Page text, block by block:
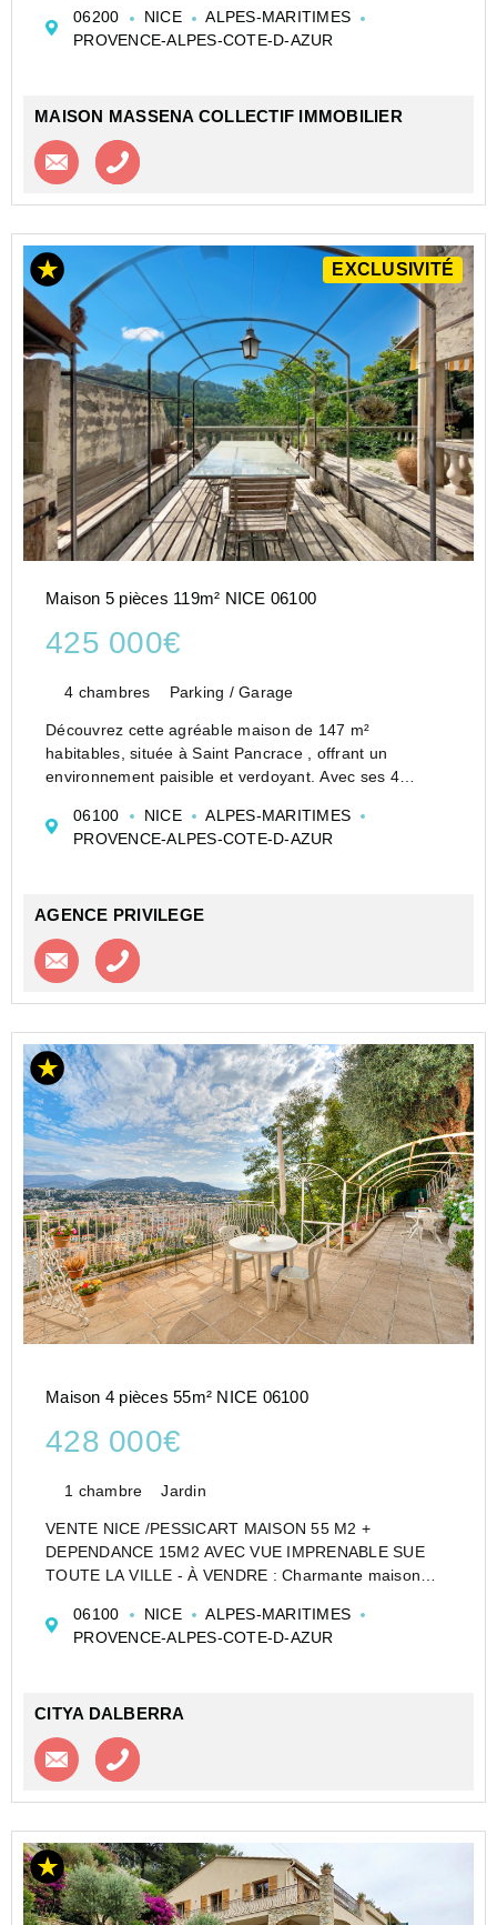
Baignée de lumière, elle bénéficie d'une vue mer, de
plusieurs terrasse...
06200 NICE
ALPES-MARITIMES
PROVENCE-ALPES-COTE-D-AZUR
MAISON MASSENA COLLECTIF IMMOBILIER
Contacter l'agence
EXCLUSIVITÉ
Maison 5 pièces 119m² NICE 06100
425 000€
4 chambres Parking / Garage
Découvrez cette agréable maison de 147 m²
habitables, située à Saint Pancrace , offrant un
environnement paisible et verdoyant. Avec ses 4
une famille à la recherche de confort et de tranquillité.
La grande...
06100 NICE
ALPES-MARITIMES
PROVENCE-ALPES-COTE-D-AZUR
AGENCE PRIVILEGE
Contacter l'agence
Maison 4 pièces 55m² NICE 06100
428 000€
1 chambre Jardin
VENTE NICE /PESSICART MAISON 55 M2 +
DEPENDANCE 15M2 AVEC VUE IMPRENABLE SUE
TOUTE LA VILLE - À VENDRE : Charmante maison
Construite en 1924, cette maison pleine de caractère
vous séduira par son authent...
06100 NICE
ALPES-MARITIMES
PROVENCE-ALPES-COTE-D-AZUR
CITYA DALBERRA
Contacter l'agence